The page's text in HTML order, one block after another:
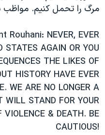
مرگ را تحمل کنیم.
Rouhani: NEVER, EVER
STATES AGAIN OR YOU
THE LIKES OF
HISTORY HAVE EVER
WE ARE NO LONGER A
WILL STAND FOR YOUR
VIOLENCE & DEATH. BE
CAUTIOUS!